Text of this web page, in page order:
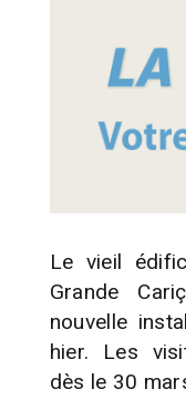
Le vieil
Grande
nouvelle
hier. Les
dès le 30